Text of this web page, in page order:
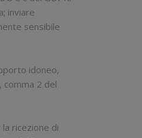
inviare
sensibile
idoneo,
2 del
ricezione di